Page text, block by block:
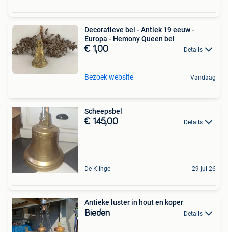
Decoratieve bel - Antiek 19 eeuw -
Europa - Hemony Queen bel
€ 1,00 Details
Bezoek website Vandaag
Scheepsbel
€ 145,00 Details
De Klinge 29 jul 26
Antieke luster in hout en koper
Bieden Details